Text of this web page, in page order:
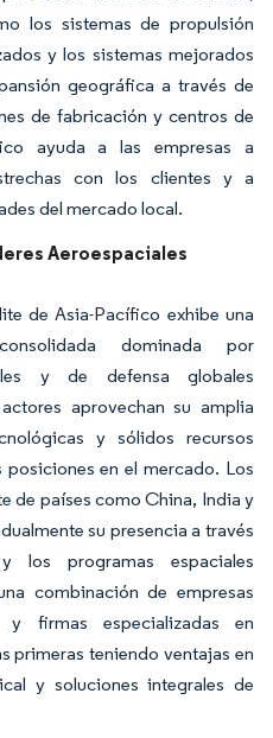
los sistemas de propulsión
y los sistemas mejorados
geográfica a través de
de fabricación y centros de
ayuda a las empresas a
con los clientes y a
del mercado local.
Aeroespaciales
de Asia-Pacífico exhibe una
dominada por
y de defensa globales
aprovechan su amplia
y sólidos recursos
en el mercado. Los
de países como China, India y
su presencia a través
los programas espaciales
combinación de empresas
y firmas especializadas en
primeras teniendo ventajas en
y soluciones integrales de